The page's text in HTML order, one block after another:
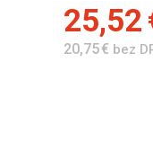
25,52
20,75 € bez